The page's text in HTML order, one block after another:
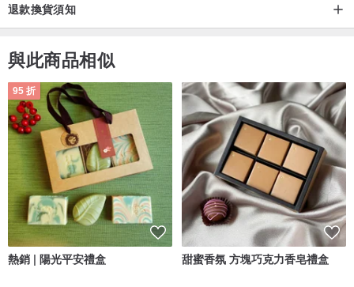
退款換貨須知
與此商品相似
95 折
熱銷 | 陽光平安禮盒 甜蜜香氛 方塊巧克力香皂禮盒